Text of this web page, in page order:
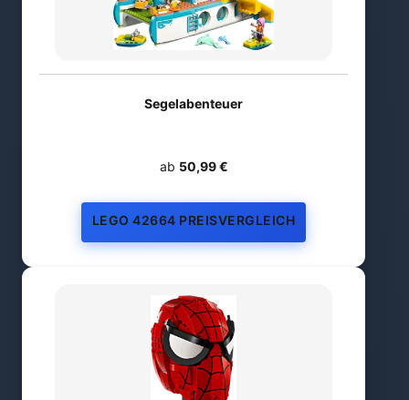
Segelabenteuer
ab 50,99 €
LEGO 42664 PREISVERGLEICH